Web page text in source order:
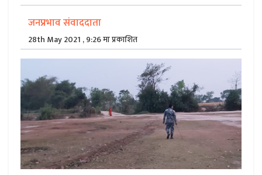
जनप्रभाव संवाददाता
28th May 2021 , 9:26 मा प्रकाशित